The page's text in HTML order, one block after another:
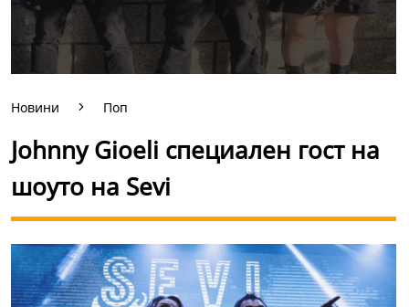
Новини Поп
Johnny Gioeli специалeн гост на
шоуто на Sеvi